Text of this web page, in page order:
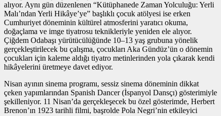
alıyor. Aynı gün düzenlenen “Kütüphanede Zaman Yolculuğu: Yerli
Malı’ndan Yerli Hikâye’ye” başlıklı çocuk atölyesi ise erken
Cumhuriyet döneminin kültürel atmosferini yaratıcı okuma,
doğaçlama ve imge tiyatrosu teknikleriyle yeniden ele alıyor.
Çiğdem Odabaşı yürütücülüğünde 10–13 yaş grubuna yönelik
gerçekleştirilecek bu çalışma, çocukları Aka Gündüz’ün o dönemin
çocukları için kaleme aldığı tiyatro metinlerinden yola çıkarak kendi
hikâyelerini üretmeye davet ediyor.
Nisan ayının sinema programı, sessiz sinema döneminin dikkat
çeken yapımlarından Spanish Dancer (İspanyol Dansçı) gösterimiyle
şekilleniyor. 11 Nisan’da gerçekleşecek bu özel gösterimde, Herbert
Brenon’ın 1923 tarihli filmi, başrolde Pola Negri’nin etkileyici